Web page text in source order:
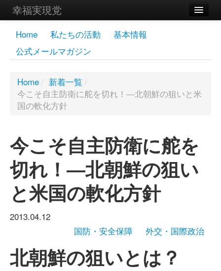
幸福実現党
メンバーズページ
党員
お問い合わせ
Home 私たちの活動
基本情報
公式メールマガジン
Home / 新着一覧 /
今こそ自主防衛に舵を切れ！―北朝鮮の狙いと米
国の軟化方針
今こそ自主防衛に舵を
切れ！―北朝鮮の狙い
と米国の軟化方針
2013.04.12
国防・安全保障
外交・国際政治
北朝鮮の狙いとは？